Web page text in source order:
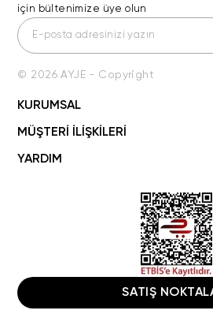
için bültenimize üye olun
© 2026 AYJE - Copyright
KURUMSAL
MÜŞTERİ İLİŞKİLERİ
YARDIM
SATIŞ